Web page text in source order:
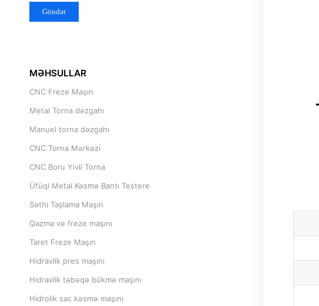
MƏHSULLAR
CNC Freze Maşın
Metal Torna dəzgahı
Manuel torna dəzgahı
CNC Torna Mərkəzi
CNC Boru Yivli Torna
Üfüqi Metal Kəsmə Bantı Testere
Səthi Taşlama Maşın
Qazma və freze maşını
Taret Freze Maşın
Hidravlik pres maşını
Hidravlik təbəqə bükmə maşını
Hidrolik sac kəsmə maşını